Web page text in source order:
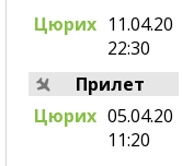
Цюрих 11.04.20
22:30
Прилет
Цюрих 05.04.20
11:20